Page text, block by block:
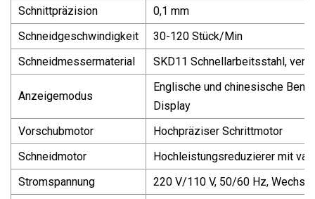
Schnittpräzision
0,1 mm
Schneidgeschwindigkeit
30-120 Stück/Min
Schneidmessermaterial
SKD11 Schnellarbeitsstahl,
Anzeigemodus
Englische und chinesische
Display
Vorschubmotor
Hochpräziser Schrittmotor
Schneidmotor
Hochleistungsreduzierer mit
Stromspannung
220 V/110 V, 50/60 Hz,